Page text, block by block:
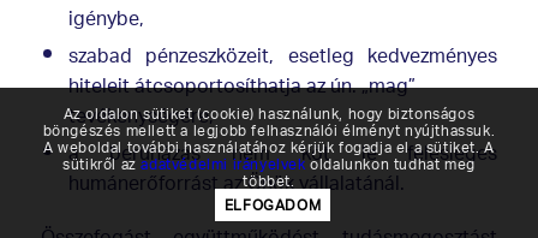
igénybe,
szabad pénzeszközeit, esetleg kedvezményes
hiteleit átcsoportosíthatja az ún. „mag”
tevékenységére,
a beruházás nem köt le felesleges
humánerőforrást az Önök vállalatánál.
Az oldalon sütiket (cookie) használunk, hogy biztonságos
böngészés mellett a legjobb felhasználói élményt nyújthassuk.
A weboldal további használatához kérjük fogadja el a sütiket. A
sütikről azadatvédelmi irányelvekoldalunkon tudhat meg
többet.
ELFOGADOM